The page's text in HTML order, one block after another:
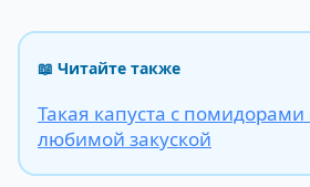
📖 Читайте также
Такая капуста с
любимой закуской